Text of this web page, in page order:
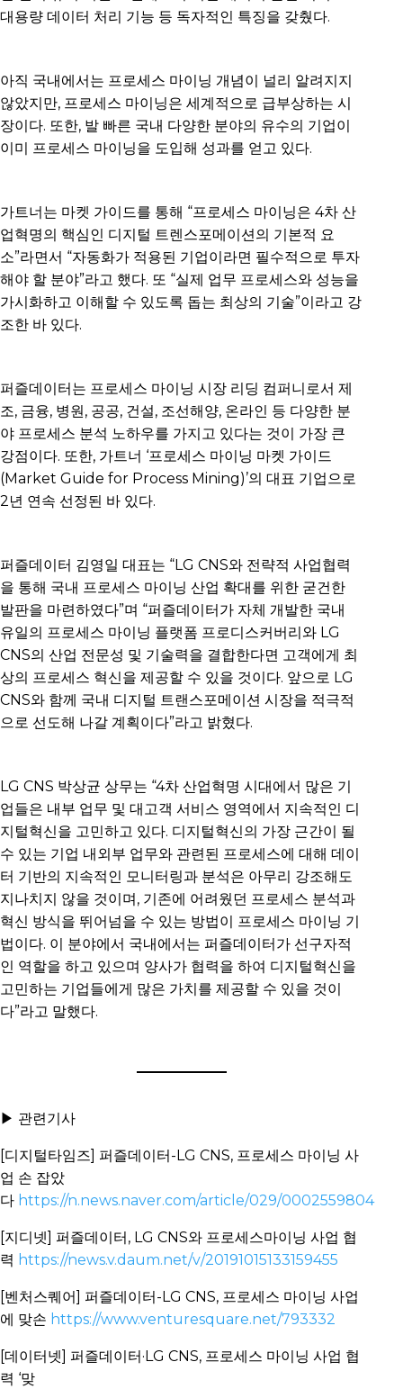
대용량 데이터 처리 기능 등 독자적인 특징을 갖췄다.
아직 국내에서는 프로세스 마이닝 개념이 널리 알려지지
않았지만, 프로세스 마이닝은 세계적으로 급부상하는 시
장이다. 또한, 발 빠른 국내 다양한 분야의 유수의 기업이
이미 프로세스 마이닝을 도입해 성과를 얻고 있다.
가트너는 마켓 가이드를 통해 “프로세스 마이닝은 4차 산
업혁명의 핵심인 디지털 트렌스포메이션의 기본적 요
소”라면서 “자동화가 적용된 기업이라면 필수적으로 투자
해야 할 분야”라고 했다. 또 “실제 업무 프로세스와 성능을
가시화하고 이해할 수 있도록 돕는 최상의 기술”이라고 강
조한 바 있다.
퍼즐데이터는 프로세스 마이닝 시장 리딩 컴퍼니로서 제
조, 금융, 병원, 공공, 건설, 조선해양, 온라인 등 다양한 분
야 프로세스 분석 노하우를 가지고 있다는 것이 가장 큰
강점이다. 또한, 가트너 ‘프로세스 마이닝 마켓 가이드
(Market Guide for Process Mining)’의 대표 기업으로
2년 연속 선정된 바 있다.
퍼즐데이터 김영일 대표는 “LG CNS와 전략적 사업협력
을 통해 국내 프로세스 마이닝 산업 확대를 위한 굳건한
발판을 마련하였다”며 “퍼즐데이터가 자체 개발한 국내
유일의 프로세스 마이닝 플랫폼 프로디스커버리와 LG
CNS의 산업 전문성 및 기술력을 결합한다면 고객에게 최
상의 프로세스 혁신을 제공할 수 있을 것이다. 앞으로 LG
CNS와 함께 국내 디지털 트랜스포메이션 시장을 적극적
으로 선도해 나갈 계획이다”라고 밝혔다.
LG CNS 박상균 상무는 “4차 산업혁명 시대에서 많은 기
업들은 내부 업무 및 대고객 서비스 영역에서 지속적인 디
지털혁신을 고민하고 있다. 디지털혁신의 가장 근간이 될
수 있는 기업 내외부 업무와 관련된 프로세스에 대해 데이
터 기반의 지속적인 모니터링과 분석은 아무리 강조해도
지나치지 않을 것이며, 기존에 어려웠던 프로세스 분석과
혁신 방식을 뛰어넘을 수 있는 방법이 프로세스 마이닝 기
법이다. 이 분야에서 국내에서는 퍼즐데이터가 선구자적
인 역할을 하고 있으며 양사가 협력을 하여 디지털혁신을
고민하는 기업들에게 많은 가치를 제공할 수 있을 것이
다”라고 말했다.
▶ 관련기사
[디지털타임즈] 퍼즐데이터-LG CNS, 프로세스 마이닝 사
업 손 잡았
다 https://n.news.naver.com/article/029/0002559804
[지디넷] 퍼즐데이터, LG CNS와 프로세스마이닝 사업 협
력 https://news.v.daum.net/v/20191015133159455
[벤처스퀘어] 퍼즐데이터-LG CNS, 프로세스 마이닝 사업
에 맞손 https://www.venturesquare.net/793332
[데이터넷] 퍼즐데이터·LG CNS, 프로세스 마이닝 사업 협
력 ‘맞